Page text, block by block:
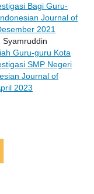
Bagi Guru-
Journal of
2021
Syamruddin
Guru-guru Kota
SMP Negeri
Journal of
2023